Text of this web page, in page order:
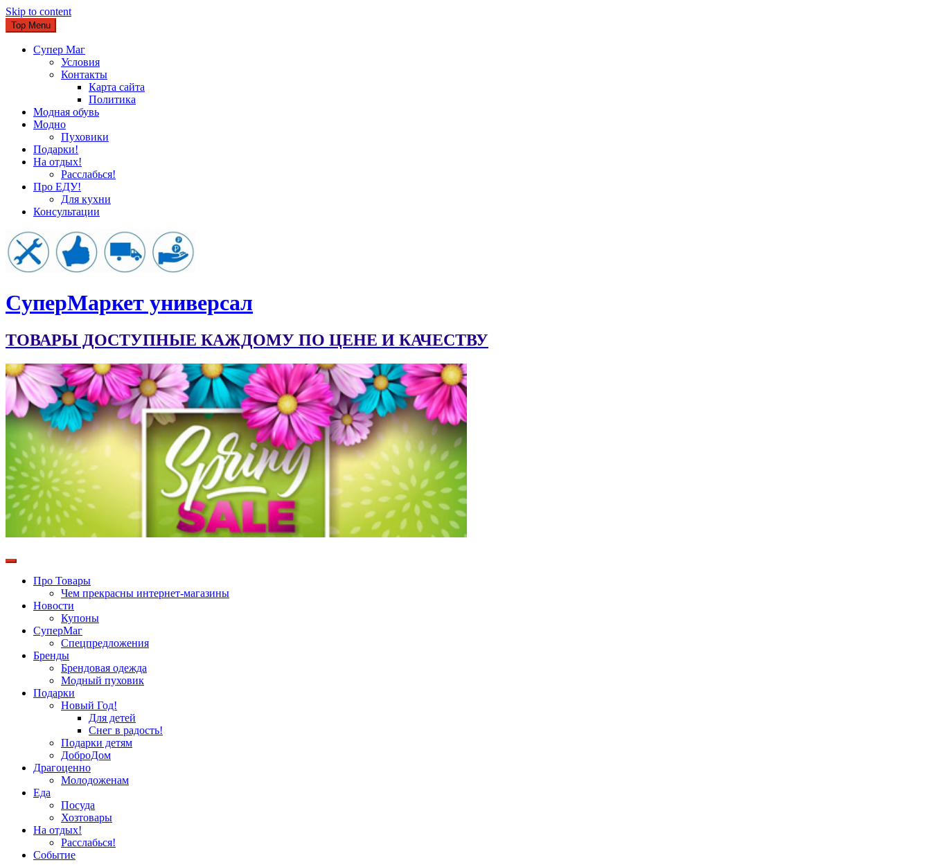
Skip to content
Top Menu
Супер Маг
Условия
Контакты
Карта сайта
Политика
Модная обувь
Модно
Пуховики
Подарки!
На отдых!
Расслабься!
Про ЕДУ!
Для кухни
Консультации
CуперМаркет универсал
ТОВАРЫ ДОСТУПНЫЕ КАЖДОМУ ПО ЦЕНЕ И КАЧЕСТВУ
Про Товары
Чем прекрасны интернет-магазины
Новости
Купоны
СуперМаг
Спецпредложения
Бренды
Брендовая одежда
Модный пуховик
Подарки
Новый Год!
Для детей
Снег в радость!
Подарки детям
ДоброДом
Драгоценно
Молодоженам
Еда
Посуда
Хозтовары
На отдых!
Расслабься!
Событие